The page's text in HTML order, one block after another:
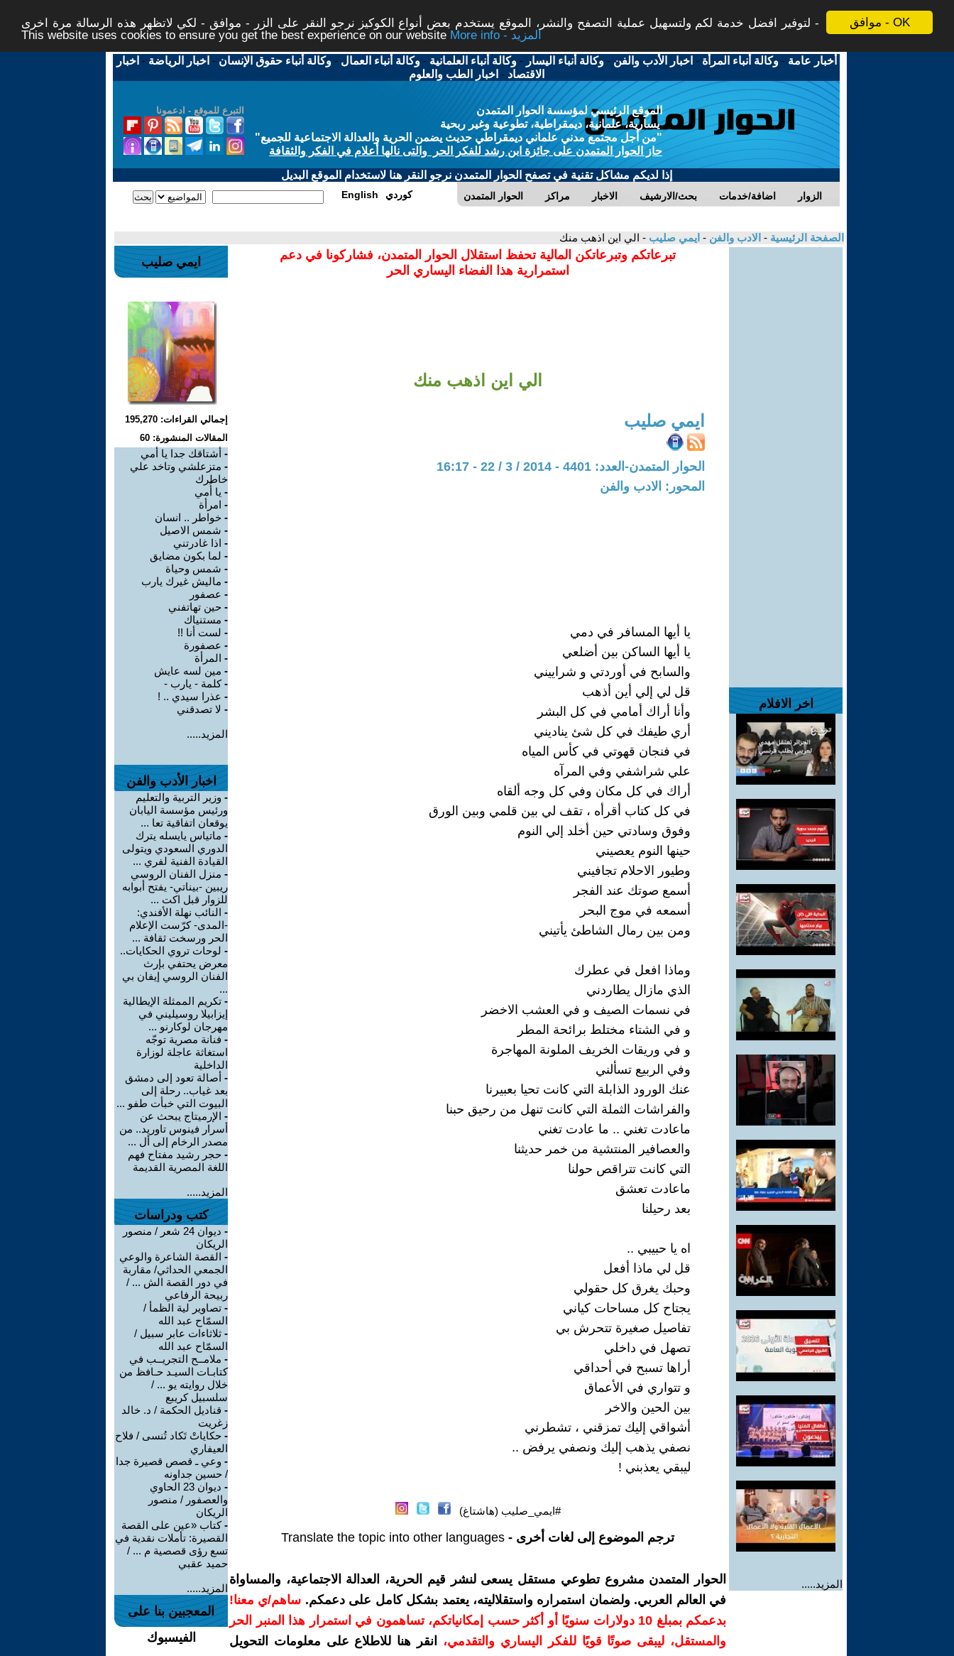
موافق - OK
لتوفير افضل خدمة لكم ولتسهيل عملية التصفح والنشر، الموقع يستخدم بعض أنواع الكوكيز نرجو النقر على الزر - موافق - لكي لاتظهر هذه الرسالة مرة اخرى -
This website uses cookies to ensure you get the best experience on our website
More info - المزيد
أخبار عامة -وكالة أنباء المرأة - اخبار الأدب والفن -وكالة أنباء اليسار -وكالة أنباء العلمانية -وكالة أنباء العمال -وكالة أنباء حقوق الإنسان - اخبار الرياضة - اخبار
الاقتصاد - اخبار الطب والعلوم
التبرع للموقع - ادعمونا
الموقع الرئيسي لمؤسسة الحوار المتمدن
يسارية، علمانية، ديمقراطية، تطوعية وغير ربحية
"من أجل مجتمع مدني علماني ديمقراطي حديث يضمن الحرية والعدالة الاجتماعية للجميع"
حاز الحوار المتمدن على جائزة ابن رشد للفكر الحر والتى نالها أعلام في الفكر والثقافة
إذا لديكم مشاكل تقنية في تصفح الحوار المتمدن نرجو النقر هنا لاستخدام الموقع البديل
الحوار المتمدن مراكز الاخبار بحث/الارشيف اضافة/خدمات الزوار English كوردي
الصفحة الرئيسية - الادب والفن - ايمي صليب - الي اين اذهب منك
اخر الافلام
المزيد.....
تبرعاتكم وتبرعاتكن المالية تحفظ استقلال الحوار المتمدن، فشاركونا في دعم
استمرارية هذا الفضاء اليساري الحر
الي اين اذهب منك
ايمي صليب
الحوار المتمدن-العدد: 4401 - 2014 / 3 / 22 - 16:17
المحور: الادب والفن
يا أيها المسافر في دمي
يا أيها الساكن بين أضلعي
والسابح في أوردتي و شراييني
قل لي إلي أين أذهب
وأنا أراك أمامي في كل البشر
أري طيفك في كل شئ يناديني
في فنجان قهوتي في كأس المياه
علي شراشفي وفي المرآه
أراك في كل مكان وفي كل وجه ألقاه
في كل كتاب أقرأه ، تقف لي بين قلمي وبين الورق
وفوق وسادتي حين أخلد إلي النوم
حينها النوم يعصيني
وطيور الاحلام تجافيني
أسمع صوتك عند الفجر
أسمعه في موج البحر
ومن بين رمال الشاطئ يأتيني
وماذا افعل في عطرك
الذي مازال يطاردني
في نسمات الصيف و في العشب الاخضر
و في الشتاء مختلط برائحة المطر
و في وريقات الخريف الملونة المهاجرة
وفي الربيع تسألني
عنك الورود الذابلة التي كانت تحيا بعبيرنا
والفراشات الثملة التي كانت تنهل من رحيق حبنا
ماعادت تغني .. ما عادت تغني
والعصافير المنتشية من خمر حديثنا
التي كانت تتراقص حولنا
ماعادت تعشق
بعد رحيلنا
اه يا حبيبي ..
قل لي ماذا أفعل
وحبك يغرق كل حقولي
يجتاح كل مساحات كياني
تفاصيل صغيرة تتحرش بي
تصهل في داخلي
أراها تسبح في أحداقي
و تتواري في الأعماق
بين الحين والاخر
أشواقي إليك تمزقني ، تشطرني
نصفي يذهب إليك ونصفي يرفض ..
ليبقي يعذبني !
#ايمي_صليب (هاشتاغ)
ترجم الموضوع إلى لغات أخرى - Translate the topic into other languages
الحوار المتمدن مشروع تطوعي مستقل يسعى لنشر قيم الحرية، العدالة الاجتماعية، والمساواة
في العالم العربي. ولضمان استمراره واستقلاليته، يعتمد بشكل كامل على دعمكم. ساهم/ي معنا!
بدعمكم بمبلغ 10 دولارات سنويًا أو أكثر حسب إمكانياتكم، تساهمون في استمرار هذا المنبر الحر
والمستقل، ليبقى صوتًا قويًا للفكر اليساري والتقدمي،
انقر هنا للاطلاع على معلومات التحويل
ايمي صليب
إجمالي القراءات: 195,270
المقالات المنشورة: 60
- أشتاقك جدا يا أمي
- متزعلشي وتاخد علي
خاطرك
- يا أُمي
- امرأة
- خواطر .. انسان
- شمس الاصيل
- اذا غادرتني
- لما بكون مضايق
- شمس وحياة
- ماليش غيرك يارب
- عصفور
- حين تهاتفني
- مستنياك
- لست أنا !!
- عصفورة
- المرأة
- مين لسه عايش
-كلمة - يارب -
- عذرا سيدي .. !
- لا تصدقني
المزيد.....
اخبار الأدب والفن
- وزير التربية والتعليم
ورئيس مؤسسة اليابان
يوقعان اتفاقية تعا ...
- ماتياس يايسله يترك
الدوري السعودي ويتولى
القيادة الفنية لفري ...
- منزل الفنان الروسي
ريبين -بيناتي- يفتح أبوابه
للزوار قبل اكت ...
- النائب نهلة الأفندي:
-المدى- كرّست الإعلام
الحر ورسخت ثقافة ...
- لوحات تروي الحكايات..
معرض يحتفي بإرث
الفنان الروسي إيفان بي
...
- تكريم الممثلة الإيطالية
إيزابيلا روسيليني في
مهرجان لوكارنو ...
- فنانة مصرية توجّه
استغاثة عاجلة لوزارة
الداخلية
- أصالة تعود إلى دمشق
بعد غياب.. رحلة إلى
البيوت التي خبأت طفو ...
- الإرميتاج يبحث عن
أسرار فينوس تاوريد.. من
مصدر الرخام إلى أل ...
- حجر رشيد مفتاح فهم
اللغة المصرية القديمة
المزيد.....
كتب ودراسات
-
ديوان 24 شعر / منصور
الريكان
- القصة الشاعرة والوعي
الجمعي الحداثي/ مقاربة
في دور القصة الش ... /
ربيحة الرفاعي
- تصاوير لية الظمأ /
السمّاح عبد الله
- ثلاثاءات عابر سبيل /
السمّاح عبد الله
- ملامــح التجريــب في
كتابـات السيـد حـافظ من
خلال روايته يو ... /
سلسبيل كريبع
- قناديل الحكمة / د. خالد
زغريت
- حكاياتْ تَكاد تُنسى / فلاح
العيفاري
- وعي ـ قصص قصيرة جدا
/ حسين جداونه
-
ديوان 23 الحاوي
والعصفور / منصور
الريكان
-كتاب «عين على القصة
القصيرة: تأملات نقدية في
تسع رؤى قصصية م ... /
حميد عقبي
المزيد.....
المعجبين بنا على
الفيسبوك